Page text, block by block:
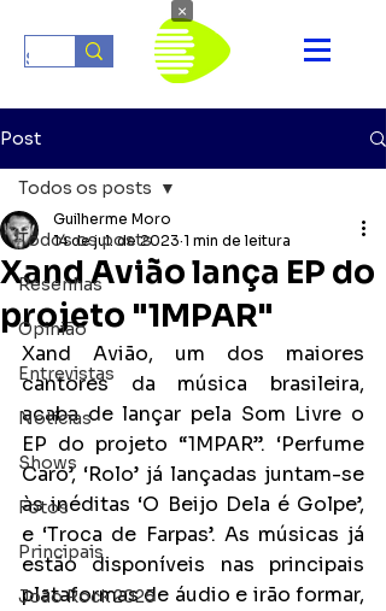
Post
Todos os posts
Resenhas
Opinião
Entrevistas
Notícias
Shows
Fotos
Principais
João Rock 2025
Todos os posts
Xand Avião lança EP do
projeto "1MPAR"
Guilherme Moro
14 de jul. de 2023 1 min de leitura
Xand Avião, um dos maiores
cantores da música brasileira,
acaba de lançar pela Som Livre o
EP do projeto “1MPAR”. ‘Perfume
Caro’, ‘Rolo’ já lançadas juntam-se
às inéditas ‘O Beijo Dela é Golpe’,
e ‘Troca de Farpas’. As músicas já
estão disponíveis nas principais
plataformas de áudio e irão formar,
×